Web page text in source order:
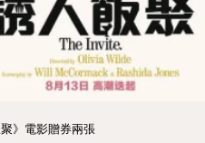
》電影贈券兩張